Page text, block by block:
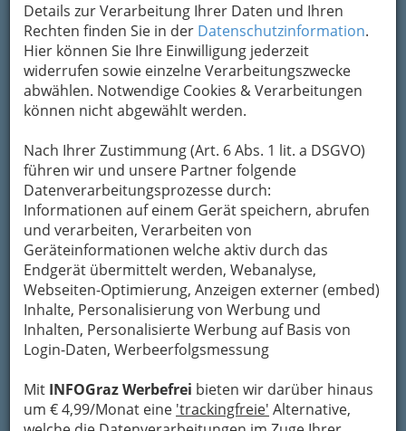
Details zur Verarbeitung Ihrer Daten und Ihren
Rechten finden Sie in der Datenschutzinformation.
Hier können Sie Ihre Einwilligung jederzeit
widerrufen sowie einzelne Verarbeitungszwecke
abwählen. Notwendige Cookies & Verarbeitungen
können nicht abgewählt werden.
Nach Ihrer Zustimmung (Art. 6 Abs. 1 lit. a DSGVO)
führen wir und unsere Partner folgende
Datenverarbeitungsprozesse durch:
Informationen auf einem Gerät speichern, abrufen
und verarbeiten, Verarbeiten von
Geräteinformationen welche aktiv durch das
Endgerät übermittelt werden, Webanalyse,
Webseiten-Optimierung, Anzeigen externer (embed)
Inhalte, Personalisierung von Werbung und
Inhalten, Personalisierte Werbung auf Basis von
Login-Daten, Werbeerfolgsmessung
Mit INFOGraz Werbefrei bieten wir darüber hinaus
um € 4,99/Monat eine 'trackingfreie' Alternative,
Um die Info-Graz Firmenvor Spam-Mails zu
bewahren, verwenden wir an dieser Stelle zur
Übermittlung Ihrer Nachricht ein sicheres
Formular. Ihre Nachricht wird nach dem
Absenden umgehend per Mail an das
Unternehmen Acitvia Gebäudereinigung
weitergeleitet.
Mein Name
Meine Email Adresse
Mein Betreff
Meine Nachricht